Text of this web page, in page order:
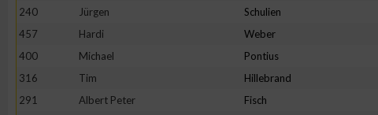
240
Jürgen Schulien
457
Hardi Weber
400
Michael Pontius
316
Tim Hillebrand
291
Albert Peter Fisch
Geräte anhand von aktiv angeforderten Informationen identifizieren
Nicht-IAB-Verarbeitungszwecke:
Notwendig